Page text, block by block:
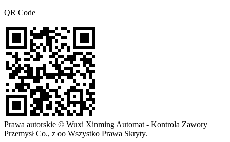
QR Code
Prawa autorskie © Wuxi Xinming Automat - Kontrola Zawory
Przemysł Co., z oo Wszystko Prawa Skryty.